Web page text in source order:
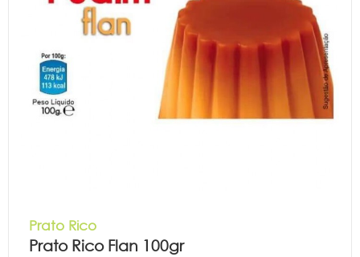
Prato Rico
Prato Rico Flan 100gr